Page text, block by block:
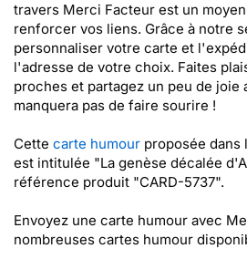
travers Merci Facteur est un
renforcer vos liens. Grâce à notre
personnaliser votre carte et
l'adresse de votre choix. Faites
proches et partagez un peu de joie
manquera pas de faire sourire !
Cette carte humour proposée dans
est intitulée "La genèse décalée
référence produit "CARD-5737".
Envoyez une carte humour avec
nombreuses cartes humour